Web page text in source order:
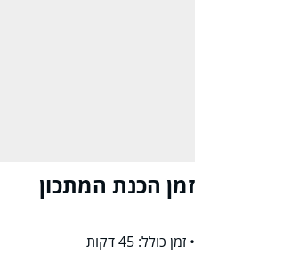
זמן הכנת המתכון
• זמן כולל: 45 דקות